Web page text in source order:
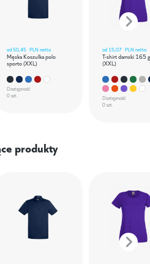
od50,45 PLN netto
Męska Koszulka polo
sporto (XXL)
Dostępność
0 szt.
od 15,07 PLN netto
T-shirt damski 165
(XXL)
Dostępność
0 szt.
produkty